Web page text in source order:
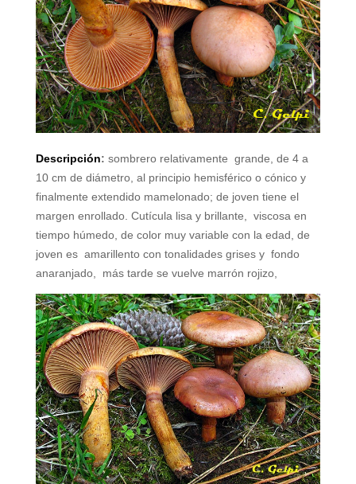
Descripción: sombrero relativamente grande, de 4 a
10 cm de diámetro, al principio hemisférico o cónico y
finalmente extendido mamelonado; de joven tiene el
margen enrollado. Cutícula lisa y brillante,
viscosa en
tiempo húmedo, de color muy variable con la edad, de
joven es amarillento con tonalidades grises y fondo
anaranjado,
más tarde se vuelve marrón rojizo,